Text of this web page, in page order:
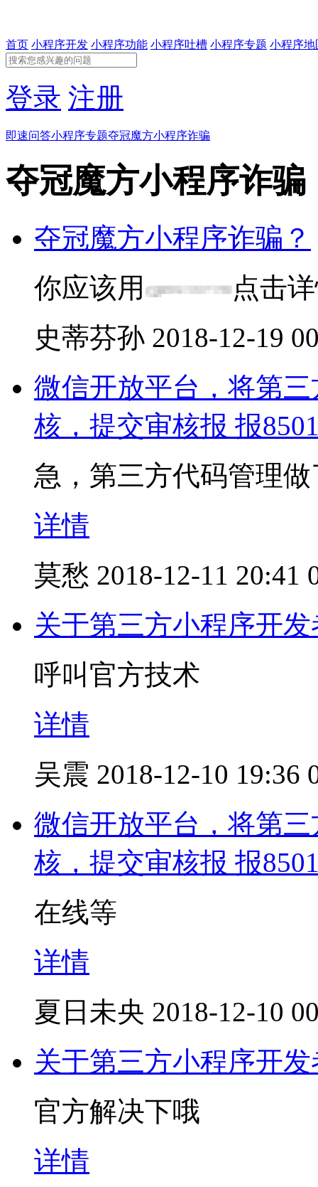
首页 小程序开发 小程序功能 小程序吐槽 小程序专题 小程序地
登录 注册
即速问答小程序专题夺冠魔方小程序诈骗
夺冠魔方小程序诈骗
夺冠魔方小程序诈骗？
你应该用
点击
史蒂芬孙 2018-12-19
微信开放平台，将第
核，提交审核报 报
急，第三方代码管理
详情
莫愁 2018-12-11 20:41
关于第三方小程序开
呼叫官方技术
详情
吴震 2018-12-10 19:36
微信开放平台，将第
核，提交审核报 报
在线等
详情
夏日未央 2018-12-10
关于第三方小程序开
官方解决下哦
详情